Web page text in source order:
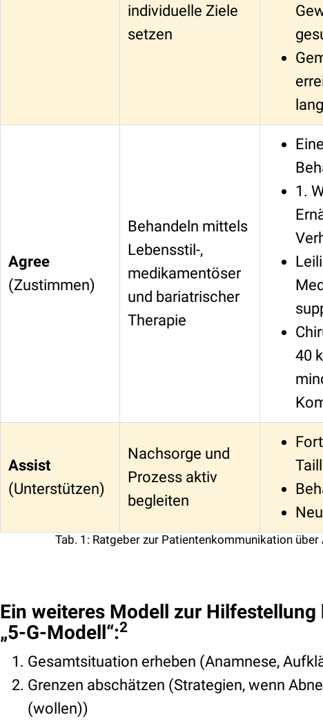
individuelle Ziele
setzen
Agree
(Zustimmen)
Behandeln mittels
Lebensstil-,
medikamentöser
und bariatrischer
Therapie
1.
40
Assist
(Unterstützen)
Nachsorge und
Prozess aktiv
begleiten
Tab. 1: Ratgeber zur Patientenkommunikation
Ein weiteres Modell zur
„5-G-Modell“:2
Gesamtsituation erheben (Anamnese,
Grenzen abschätzen (Strategien, wenn
(wollen))